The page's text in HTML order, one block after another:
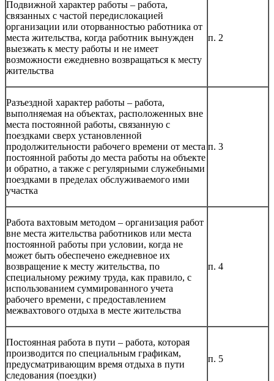
Подвижной характер работы – работа,
связанных с частой передислокацией
организации или оторванностью работника от
места жительства, когда работник вынужден
выезжать к месту работы и не имеет
возможности ежедневно возвращаться к месту
жительства
п. 2
Разъездной характер работы – работа,
выполняемая на объектах, расположенных вне
места постоянной работы, связанную с
поездками сверх установленной
продолжительности рабочего времени от места
постоянной работы до места работы на объекте
и обратно, а также с регулярными служебными
поездками в пределах обслуживаемого ими
участка
п. 3
Работа вахтовым методом – организация работ
вне места жительства работников или места
постоянной работы при условии, когда не
может быть обеспечено ежедневное их
возвращение к месту жительства, по
специальному режиму труда, как правило, с
использованием суммированного учета
рабочего времени, с предоставлением
межвахтового отдыха в месте жительства
п. 4
Постоянная работа в пути – работа, которая
производится по специальным графикам,
предусматривающим время отдыха в пути
следования (поездки)
п. 5